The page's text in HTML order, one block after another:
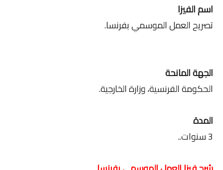
اسم الفيزا
تصريح العمل الموسمي بفرنسا.
الجهة المانحة
الحكومة الفرنسية، وزارة الخارجية.
المدة
3 سنوات..